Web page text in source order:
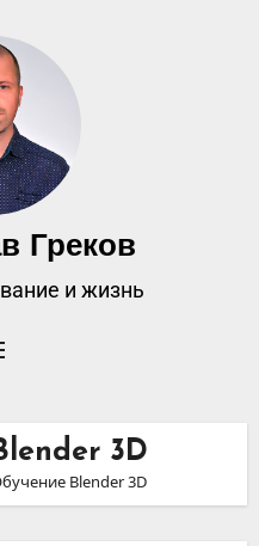
Греков
и жизнь
3D
Blender 3D